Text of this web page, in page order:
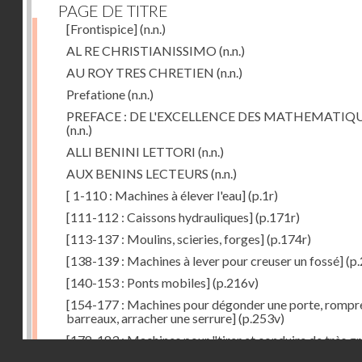
PAGE DE TITRE
[Frontispice](n.n.)
AL RE CHRISTIANISSIMO (n.n.)
AU ROY TRES CHRETIEN (n.n.)
Prefatione(n.n.)
PREFACE : DE L'EXCELLENCE DES
(n.n.)
ALLI BENINI LETTORI (n.n.)
AUX BENINS LECTEURS (n.n.)
[ 1-110 : Machines à élever l'eau](p.1r)
[111-112 : Caissons hydrauliques](p.171r)
[113-137 : Moulins, scieries, forges](p.174r)
[138-139 : Machines à lever pour creuser un fossé]
[140-153 : Ponts mobiles](p.216v)
[154-177 : Machines pour dégonder une porte,
barreaux, arracher une serrure](p.253v)
[178-183 : Machines pour "tirer et conduire de très